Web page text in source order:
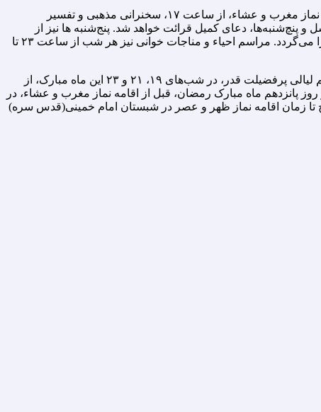
حجت الاسلام و المسلمین میرشکاری، در ادامه به برنامه‌های غروب و شب‌های ماه مبارک رمضان اشاره کرد و گفت: هر روز قبل از اقامه نماز مغرب و عشاء، از ساعت ۱۷، سخنرانی مذهبی و تفسیر
دعای کمیل قرائت خواهد شد. پنج‌شنبه ها نیز از
ساعت ۱۷ در جوار قبور مطهر شهداء واقع در صحن احمدی(علیه السلام)، ویژه برنامه روایتگری زندگی و مجاهدت‌های شهدای والامقام اجرا می‌گردد. مراسم احیاء و مناجات خوانی نیز هر شب از ساعت ۲۳ تا
معاون فرهنگی آستان مقدس احمدی و محمدی علیهماالسلام، در پایان به برنامه‌های مناسبتی ماه مبارک رمضان اشاره کرد و گفت: مراسم لیالی پرفضیلت قدر، در شب‌های ۱۹، ۲۱ و ۲۳ این ماه مبارک، از
روز پانزدهم ماه مبارک رمضان، قبل از اقامه نماز مغرب و عشاء، در
علیه السلام و مراسم سوگواری سالروز شهادت مولای متقیان؛ حضرت علی علیه السلام نیز ۲۱ رمضان از ساعت ۱۰ صبح تا زمان اقامه نماز ظهر و عصر در شبستان امام خمینی(قدس سره)